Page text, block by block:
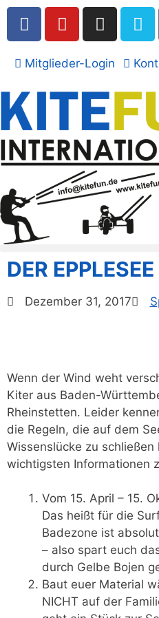
Mitglieder-Login
DER
Dezember 31, 2017
Wenn der Wind weht
Kiter aus Baden-
Rheinstetten. Leider
die Regeln, die auf dem
Wissenslücke zu
wichtigsten Informationen
Vom 15. April – 15.
Das heißt für die
Badezone ist
– also spart euch
durch Gelbe Bojen
Baut euer Material
NICHT auf der